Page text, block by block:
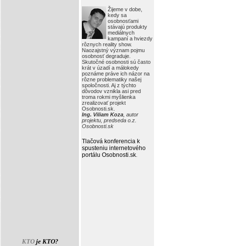
Žijeme v dobe,
kedy sa
osobnosťami
stávajú produkty
mediálnych
kampaní a hviezdy
rôznych reality show.
Naozajstný význam pojmu
osobnosť degraduje.
Skutočné osobnosti sú často
krát v úzadí a málokedy
poznáme práve ich názor na
rôzne problematiky našej
spoločnosti. Aj z týchto
dôvodov vznikla asi pred
troma rokmi myšlienka
zrealizovať projekt
Osobnosti.sk.
Ing. Viliam Koza , autor
projektu, predseda o.z.
Osobnosti.sk
Tlačová konferencia k
spusteniu internetového
portálu Osobnosti.sk
KTOje KTO?